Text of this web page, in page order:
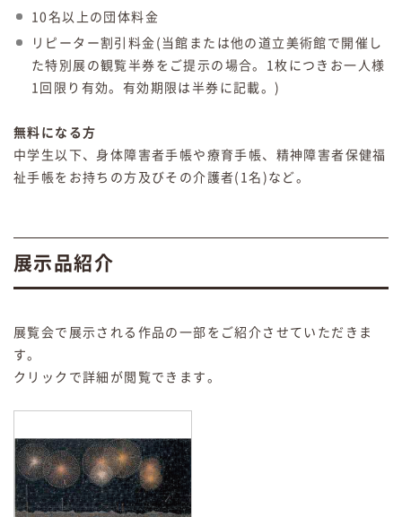
10名以上の団体料金
リピーター割引料金(当館または他の道立美術館で開催し
た特別展の観覧半券をご提示の場合。1枚につきお一人様
1回限り有効。有効期限は半券に記載。)
無料になる方
中学生以下、身体障害者手帳や療育手帳、精神障害者保健福
祉手帳をお持ちの方及びその介護者(1名)など。
展示品紹介
展覧会で展示される作品の一部をご紹介させていただきま
す。
クリックで詳細が閲覧できます。